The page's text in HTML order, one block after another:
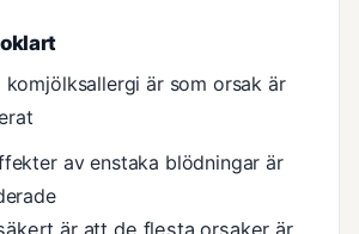
komjölksallergi är som orsak är
av enstaka blödningar är
är att de flesta orsaker är